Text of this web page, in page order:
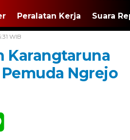
Peralatan Kerja Suara
WIB
Karangtaruna
Ngrejo